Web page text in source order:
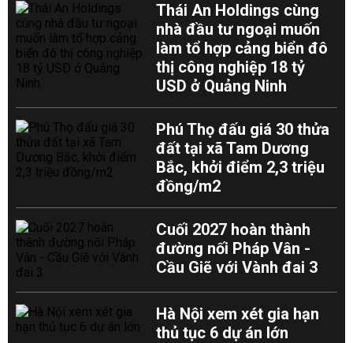
Thái An Holdings cùng
nhà đầu tư ngoại muốn
làm tổ hợp cảng biển đô
thị công nghiệp 18 tỷ
USD ở Quảng Ninh
Phú Thọ đấu giá 30 thửa
đất tại xã Tam Dương
Bắc, khởi điểm 2,3 triệu
đồng/m2
Cuối 2027 hoàn thành
đường nối Pháp Vân -
Cầu Giẽ với Vành đai 3
Hà Nội xem xét gia hạn
thủ tục 6 dự án lớn